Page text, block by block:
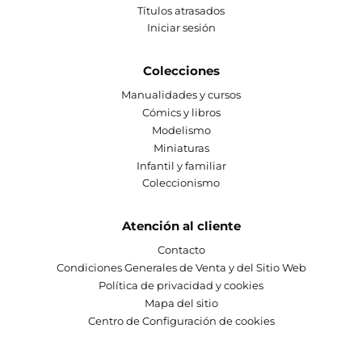
Títulos atrasados
Iniciar sesión
Colecciones
Manualidades y cursos
Cómics y libros
Modelismo
Miniaturas
Infantil y familiar
Coleccionismo
Atención al cliente
Contacto
Condiciones Generales de Venta y del Sitio Web
Política de privacidad y cookies
Mapa del sitio
Centro de Configuración de cookies